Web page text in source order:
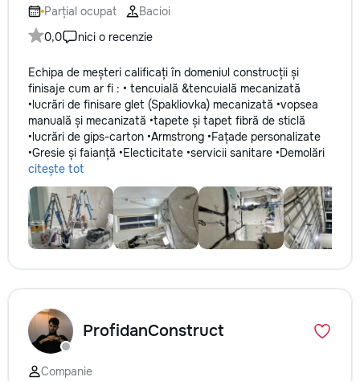
Parțial ocupat
Bacioi
0,0
nici o recenzie
Echipa de meșteri calificați în domeniul construcții și
finisaje cum ar fi : • tencuială &tencuială mecanizată
•lucrări de finisare glet (Spakliovka) mecanizată •vopsea
manuală și mecanizată •tapete și tapet fibră de sticlă
•lucrări de gips-carton •Armstrong •Fațade personalizate
•Gresie și faianță •Electicitate •servicii sanitare •Demolări
citește tot
ProfidanConstruct
Companie